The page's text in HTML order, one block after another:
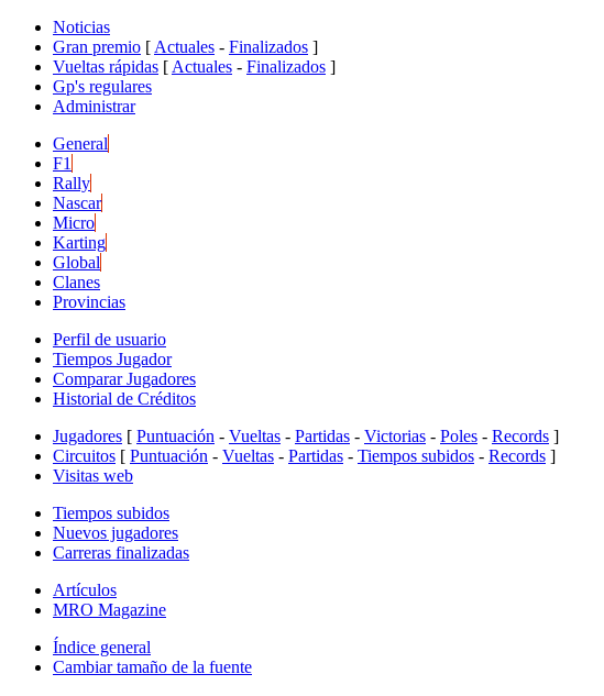
Noticias
Gran premio [ Actuales - Finalizados ]
Vueltas rápidas [ Actuales - Finalizados ]
Gp's regulares
Administrar
General
F1
Rally
Nascar
Micro
Karting
Global
Clanes
Provincias
Perfil de usuario
Tiempos Jugador
Comparar Jugadores
Historial de Créditos
Jugadores [ Puntuación - Vueltas - Partidas - Victorias - Poles - Records ]
Circuitos [ Puntuación - Vueltas - Partidas - Tiempos subidos - Records ]
Visitas web
Tiempos subidos
Nuevos jugadores
Carreras finalizadas
Artículos
MRO Magazine
Índice general
Cambiar tamaño de la fuente